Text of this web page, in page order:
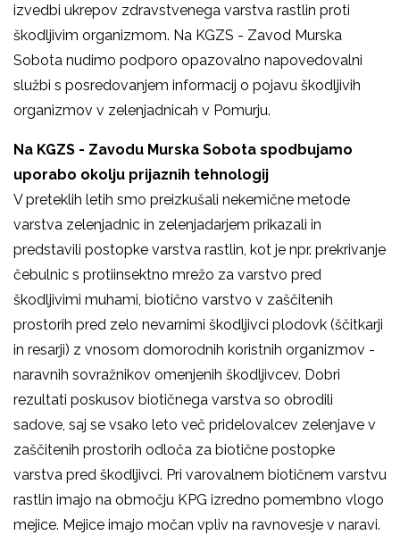
izvedbi ukrepov zdravstvenega varstva rastlin proti
škodljivim organizmom. Na KGZS - Zavod Murska
Sobota nudimo podporo opazovalno napovedovalni
službi s posredovanjem informacij o pojavu škodljivih
organizmov v zelenjadnicah v Pomurju.
Na KGZS - Zavodu Murska Sobota spodbujamo
uporabo okolju prijaznih tehnologij
V preteklih letih smo preizkušali nekemične metode
varstva zelenjadnic in zelenjadarjem prikazali in
predstavili postopke varstva rastlin, kot je npr. prekrivanje
čebulnic s protiinsektno mrežo za varstvo pred
škodljivimi muhami, biotično varstvo v zaščitenih
prostorih pred zelo nevarnimi škodljivci plodovk (ščitkarji
in resarji) z vnosom domorodnih koristnih organizmov -
naravnih sovražnikov omenjenih škodljivcev. Dobri
rezultati poskusov biotičnega varstva so obrodili
sadove, saj se vsako leto več pridelovalcev zelenjave v
zaščitenih prostorih odloča za biotične postopke
varstva pred škodljivci. Pri varovalnem biotičnem varstvu
rastlin imajo na območju KPG izredno pomembno vlogo
mejice. Mejice imajo močan vpliv na ravnovesje v naravi.